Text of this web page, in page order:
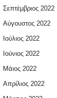
Σεπτέμβριος 2022
Αύγουστος 2022
Ιούλιος 2022
Ιούνιος 2022
Μάιος 2022
Απρίλιος 2022